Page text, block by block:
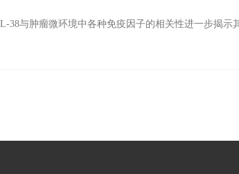
38与肿瘤微环境中各种免疫因子的相关性进一步揭示